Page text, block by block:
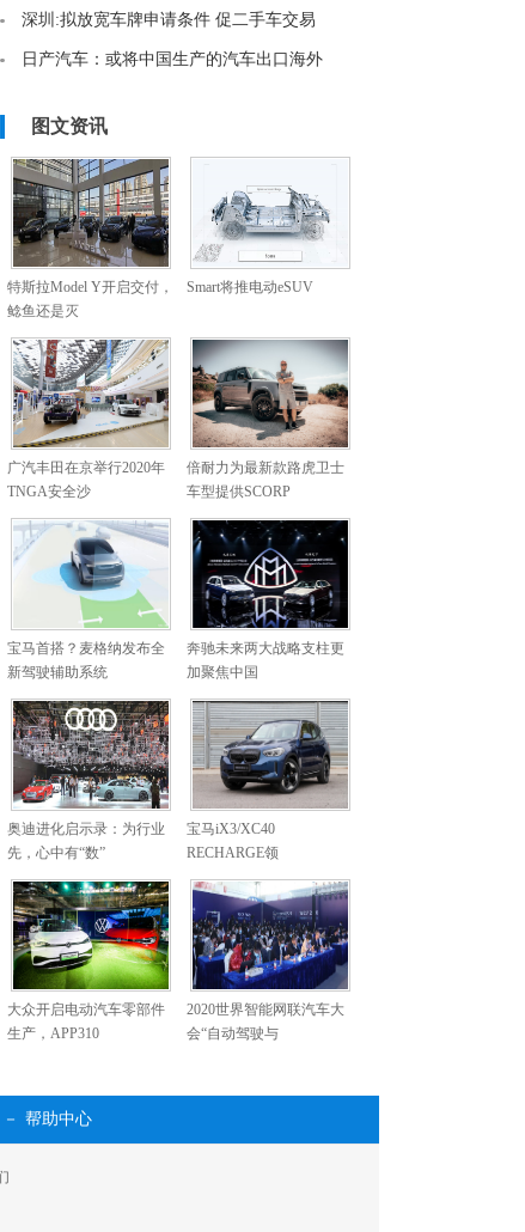
深圳:拟放宽车牌申请条件 促二手车交易
日产汽车：或将中国生产的汽车出口海外
图文资讯
特斯拉Model Y开启交付，
鲶鱼还是灭
Smart将推电动eSUV
广汽丰田在京举行2020年
TNGA安全沙
倍耐力为最新款路虎卫士
车型提供SCORP
宝马首搭？麦格纳发布全
新驾驶辅助系统
奔驰未来两大战略支柱更
加聚焦中国
奥迪进化启示录：为行业
先，心中有“数”
宝马iX3/XC40
RECHARGE领
大众开启电动汽车零部件
生产，APP310
2020世界智能网联汽车大
会“自动驾驶与
－ 帮助中心